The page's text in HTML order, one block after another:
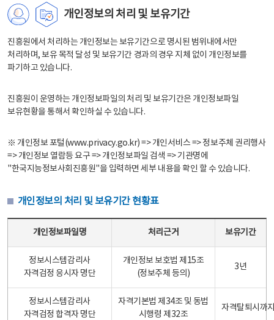
개인정보의 처리 및 보유기간
진흥원에서 처리하는 개인정보는 보유기간으로 명시된 범위내에서만
처리하며, 보유 목적 달성 및 보유기간 경과의 경우 지체 없이 개인정보를
파기하고 있습니다.
진흥원이 운영하는 개인정보파일의 처리 및 보유기간은 개인정보파일
보유현황을 통해서 확인하실 수 있습니다.
※ 개인정보 포털(www.privacy.go.kr) => 개인서비스 => 정보주체 권리행사
=> 개인정보 열람등 요구 => 개인정보파일 검색 => 기관명에
"한국지능정보사회진흥원"을 입력하면 세부 내용을 확인 할 수 있습니다.
개인정보의 처리 및 보유기간 현황표
개인정보파일명 처리근거 보유기간
정보시스템감리사
자격검정 응시자 명단
개인정보 보호법 제15조
(정보주체 등의)
3년
정보시스템감리사
자격검정 합격자 명단
자격기본법 제34조 및 동법
시행령 제32조
자격탈퇴시까